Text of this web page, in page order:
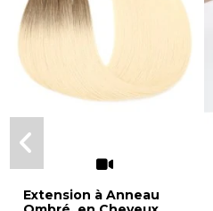
Extension à Anneau